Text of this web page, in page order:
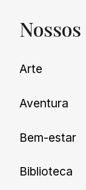
Nossos
Arte
Aventura
Bem-estar
Biblioteca